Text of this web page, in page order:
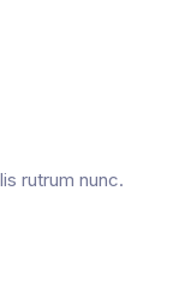
rutrum nunc.